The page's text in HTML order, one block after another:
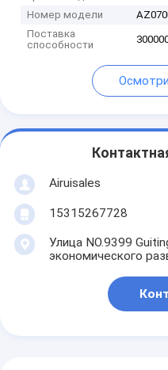
Номер модели
Поставка
способности
Airuisales
15315267728
Улица NO.9399
экономического